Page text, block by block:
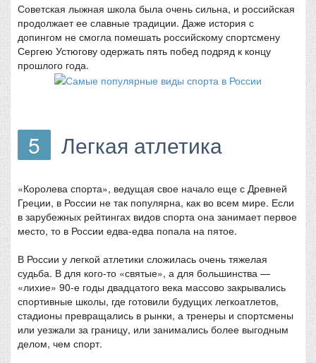
Советская лыжная школа была очень сильна, и российская
продолжает ее славные традиции. Даже история с
допингом не смогла помешать российскому спортсмену
Сергею Устюгову одержать пять побед подряд к концу
прошлого года.
5 Легкая атлетика
«Королева спорта», ведущая свое начало еще с Древней
Греции, в России не так популярна, как во всем мире. Если
в зарубежных рейтингах видов спорта она занимает первое
место, то в России едва-едва попала на пятое.
В России у легкой атлетики сложилась очень тяжелая
судьба. В для кого-то «святые», а для большинства —
«лихие» 90-е годы двадцатого века массово закрывались
спортивные школы, где готовили будущих легкоатлетов,
стадионы превращались в рынки, а тренеры и спортсмены
или уезжали за границу, или занимались более выгодным
делом, чем спорт.